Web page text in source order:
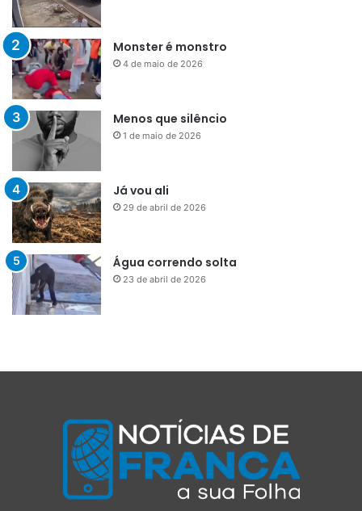
Monster é monstro
4 de maio de 2026
Menos que silêncio
1 de maio de 2026
Já vou ali
29 de abril de 2026
Água correndo solta
23 de abril de 2026